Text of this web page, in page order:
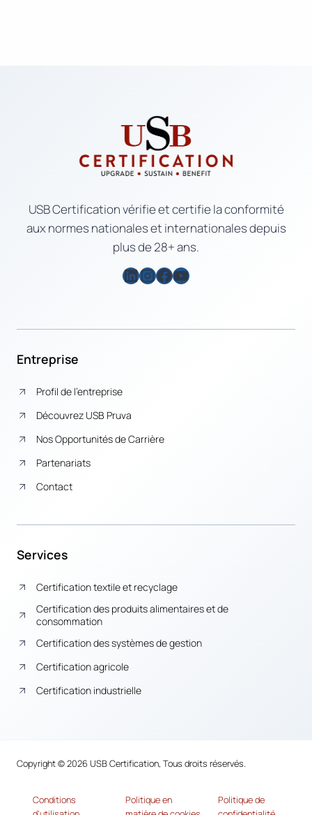
USB Certification vérifie et certifie la conformité
aux normes nationales et internationales depuis
plus de 28+ ans.
LinkedIn
Instagram
Facebook
YouTube
Entreprise
Profil de l’entreprise
Découvrez USB Pruva
Nos Opportunités de Carrière
Partenariats
Contact
Services
Certification textile et recyclage
Certification des produits alimentaires et de
consommation
Certification des systèmes de gestion
Certification agricole
Certification industrielle
Copyright © 2026 USB Certification, Tous droits réservés.
Conditions
Politique en
Politique de